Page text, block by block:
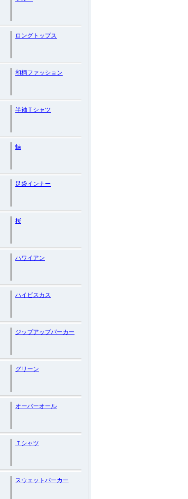
ロングトップス
和柄ファッション
半袖Ｔシャツ
蝶
足袋インナー
桜
ハワイアン
ハイビスカス
ジップアップパーカー
グリーン
オーバーオール
Ｔシャツ
スウェットパーカー